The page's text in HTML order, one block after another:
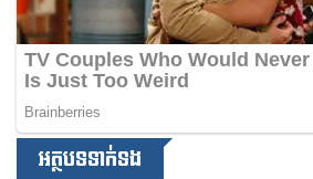
អត្ថបទទាក់ទង